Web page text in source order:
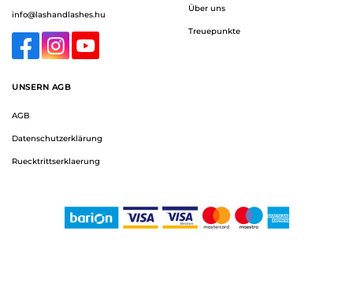
info@lashandlashes.hu
Über uns
Treuepunkte
UNSERN AGB
AGB
Datenschutzerklärung
Ruecktrittserklaerung